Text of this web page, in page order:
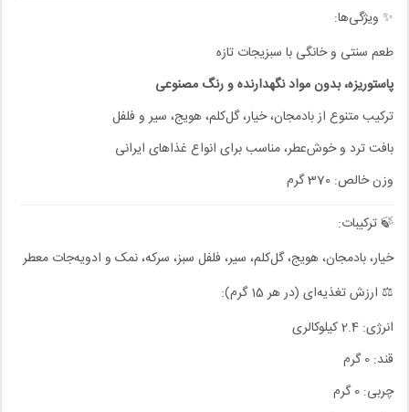
✨ ویژگی‌ها:
طعم سنتی و خانگی با سبزیجات تازه
پاستوریزه، بدون مواد نگهدارنده و رنگ مصنوعی
ترکیب متنوع از بادمجان، خیار، گل‌کلم، هویج، سیر و فلفل
بافت ترد و خوش‌عطر، مناسب برای انواع غذاهای ایرانی
وزن خالص: 370 گرم
🍃 ترکیبات:
خیار، بادمجان، هویج، گل‌کلم، سیر، فلفل سبز، سرکه، نمک و ادویه‌جات معطر
⚖️ ارزش تغذیه‌ای (در هر 15 گرم):
انرژی: 2.4 کیلوکالری
قند: 0 گرم
چربی: 0 گرم